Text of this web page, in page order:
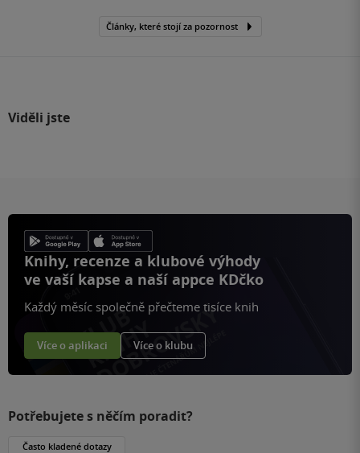
Články, které stojí za pozornost
Viděli jste
Knihy, recenze a klubové výhody
ve vaší kapse a naší appce KDčko
Každý měsíc společně přečteme tisíce knih
Více o aplikaci Více o klubu
Potřebujete s něčím poradit?
Často kladené dotazy